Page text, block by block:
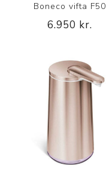
Boneco vifta F50
6.950 kr.